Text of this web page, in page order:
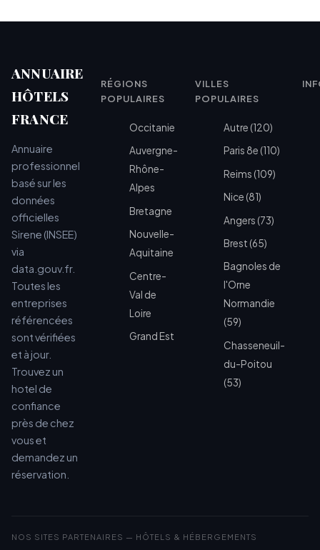
ANNUAIRE
HÔTELS
FRANCE
Annuaire
professionnel
basé sur les
données
officielles
Sirene (INSEE)
via
data.gouv.fr.
Toutes les
entreprises
référencées
sont vérifiées
et à jour.
Trouvez un
hotel de
confiance
près de chez
vous et
demandez un
réservation.
RÉGIONS
POPULAIRES
Occitanie
Auvergne-
Rhône-
Alpes
Bretagne
Nouvelle-
Aquitaine
Centre-
Val de
Loire
Grand Est
VILLES
POPULAIRES
Autre (120)
Paris 8e (110)
Reims (109)
Nice (81)
Angers (73)
Brest (65)
Bagnoles de
l'Orne
Normandie
(59)
Chasseneuil-
du-Poitou
(53)
NOS SITES PARTENAIRES — HÔTELS & HÉBERGEMENTS